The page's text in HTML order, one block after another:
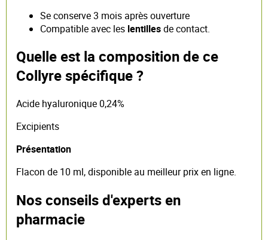
Se conserve 3 mois après ouverture
Compatible avec les lentillesde contact.
Quelle est la composition de ce
Collyre spécifique ?
Acide hyaluronique 0,24%
Excipients
Présentation
Flacon de 10 ml, disponible au meilleur prix en ligne.
Nos conseils d'experts en
pharmacie